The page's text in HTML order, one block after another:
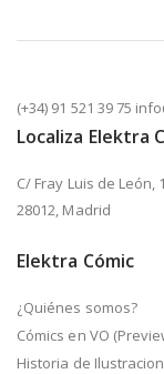
(+34) 91 521 39 75
Localiza Elektra
C/ Fray Luis de León,
28012, Madrid
Elektra Cómic
¿Quiénes somos?
Cómics en VO
Historia de